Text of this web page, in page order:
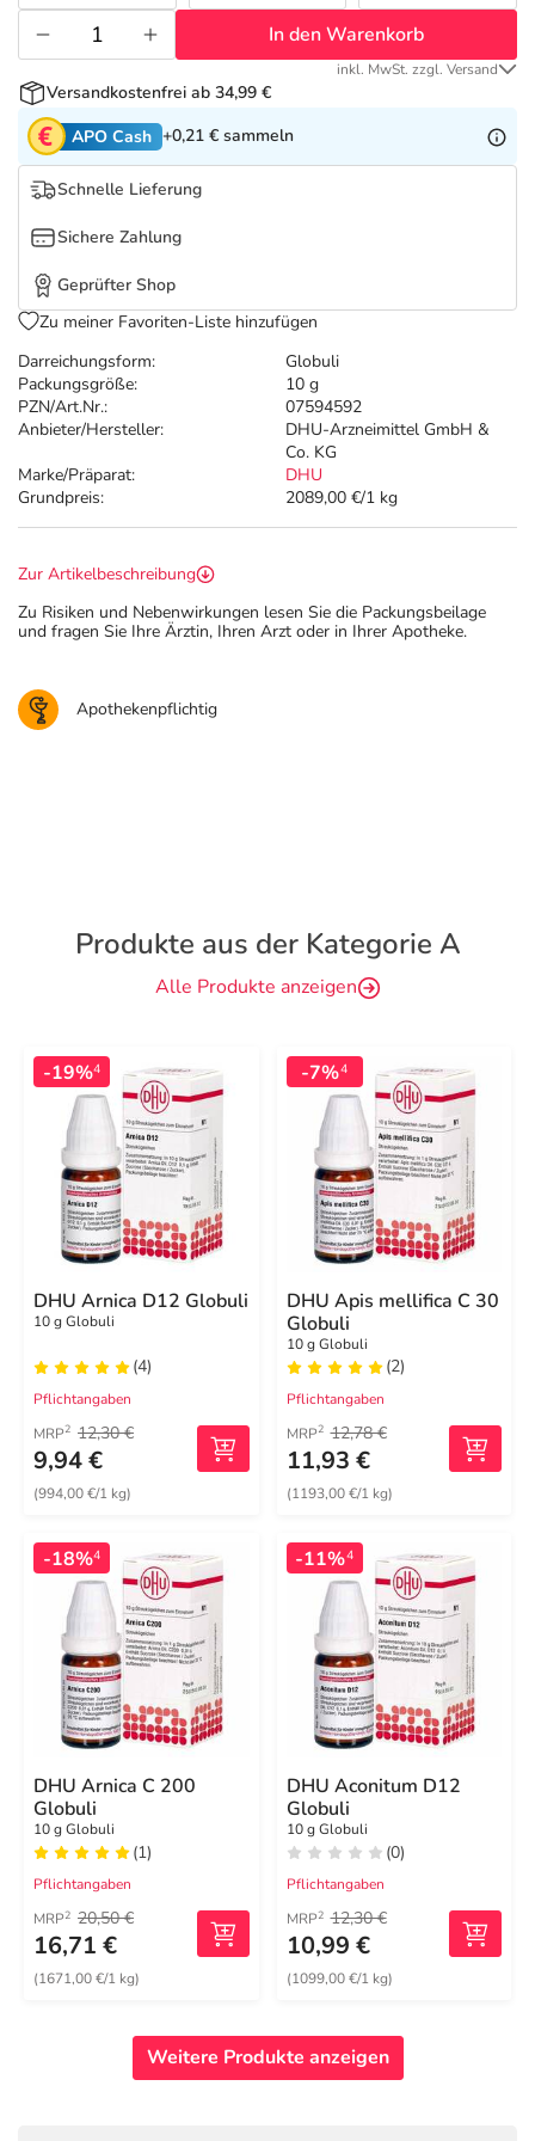
Vitamine & Mineralstoffe
Darreichungsform:
Globuli
Packungsgröße:
10 g
PZN/Art.Nr.:
07594592
Anbieter/Hersteller:
DHU-Arzneimittel GmbH &
Co. KG
Marke/Präparat:
DHU
Grundpreis:
2089,00 €/1 kg
In den Warenkorb
inkl. MwSt. zzgl. Versand
Versandkostenfrei ab 34,99 €
APO Cash +0,21 € sammeln
Schnelle Lieferung
Sichere Zahlung
Geprüfter Shop
Zu meiner Favoriten-Liste hinzufügen
Zur Artikelbeschreibung
Zu Risiken und Nebenwirkungen lesen Sie die Packungsbeilage
und fragen Sie Ihre Ärztin, Ihren Arzt oder in Ihrer Apotheke.
Apothekenpflichtig
Produkte aus der Kategorie A
Alle Produkte anzeigen
-19%4
DHU Arnica D12 Globuli
10 g Globuli
(4)
Pflichtangaben
MRP2 12,30 €
9,94 €
(994,00 €/1 kg)
-7%4
DHU Apis mellifica C 30
Globuli
10 g Globuli
(2)
Pflichtangaben
MRP2 12,78 €
11,93 €
(1193,00 €/1 kg)
-18%4
DHU Arnica C 200
Globuli
10 g Globuli
(1)
Pflichtangaben
MRP2 20,50 €
16,71 €
(1671,00 €/1 kg)
-11%4
DHU Aconitum D12
Globuli
10 g Globuli
(0)
Pflichtangaben
MRP2 12,30 €
10,99 €
(1099,00 €/1 kg)
Weitere Produkte anzeigen